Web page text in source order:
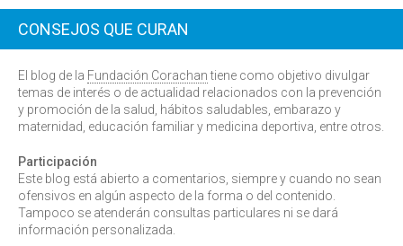
CONSEJOS QUE CURAN
El blog de la Fundación Corachantiene como objetivo divulgar
temas de interés o de actualidad relacionados con la prevención
y promoción de la salud, hábitos saludables, embarazo y
maternidad, educación familiar y medicina deportiva, entre otros.
Participación
Este blog está abierto a comentarios, siempre y cuando no sean
ofensivos en algún aspecto de la forma o del contenido.
Tampoco se atenderán consultas particulares ni se dará
información personalizada.